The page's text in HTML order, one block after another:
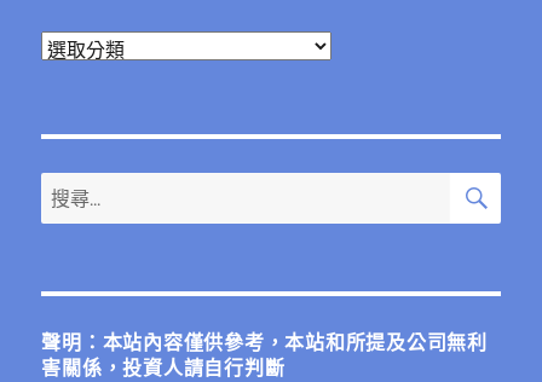
分
搜
尋
鍵
搜
聲明：本站內容僅供參考，本站和所提及公司無利
害關係，投資人請自行判斷